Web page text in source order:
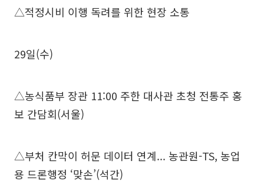
△적정시비 이행 독려를 위한 현장 소통
29일(수)
△농식품부 장관 11:00 주한 대사관 초청 전통주 홍
보 간담회(서울)
△부처 칸막이 허문 데이터 연계... 농관원-TS, 농업
용 드론행정 ‘맞손’(석간)